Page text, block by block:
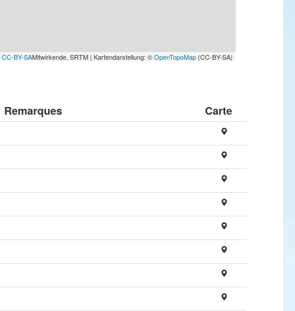
CC-BY-SAMitwirkende, SRTM | Kartendarstellung: ©OpenTopoMap(CC-BY-SA)
Remarques
Carte